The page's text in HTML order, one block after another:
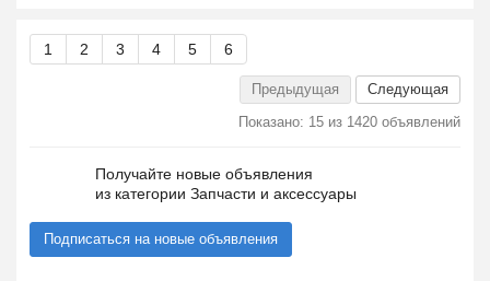
1 2 3 4 5 6
Предыдущая
Следующая
Показано: 15 из 1420 объявлений
Получайте новые объявления
из категории Запчасти и аксессуары
Подписаться на новые объявления